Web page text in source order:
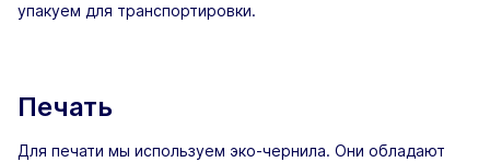
упакуем для транспортировки.
Печать
Для печати мы используем эко-чернила. Они обладают